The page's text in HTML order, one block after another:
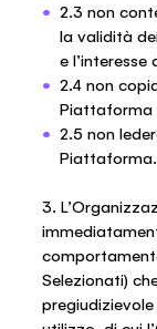
2.3 non
la validità
e
2.4 non
Piattaforma
2.5 non
Piattaforma.
3.
Selezionati)